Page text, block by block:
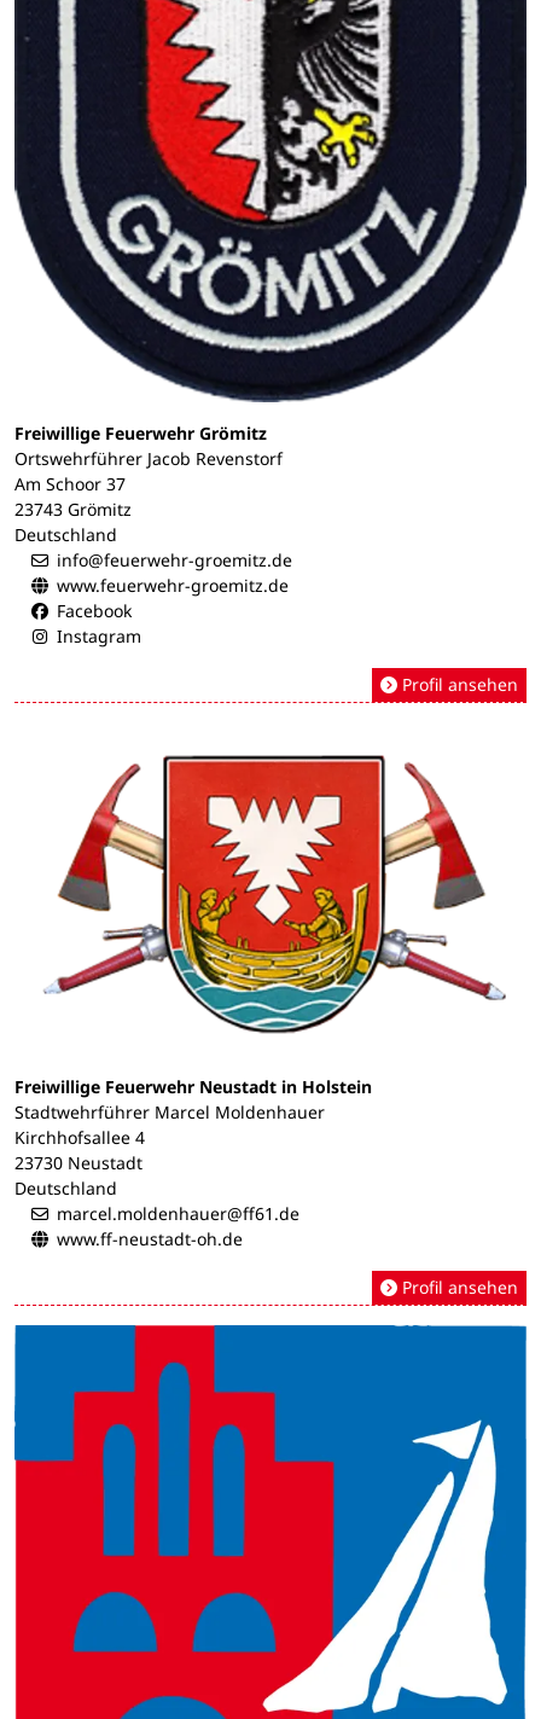
Freiwillige Feuerwehr Grömitz
Ortswehrführer Jacob Revenstorf
Am Schoor 37
23743 Grömitz
Deutschland
info@feuerwehr-groemitz.de
www.feuerwehr-groemitz.de
Facebook
Instagram
Profil ansehen
Freiwillige Feuerwehr Neustadt in Holstein
Stadtwehrführer Marcel Moldenhauer
Kirchhofsallee 4
23730 Neustadt
Deutschland
marcel.moldenhauer@ff61.de
www.ff-neustadt-oh.de
Profil ansehen